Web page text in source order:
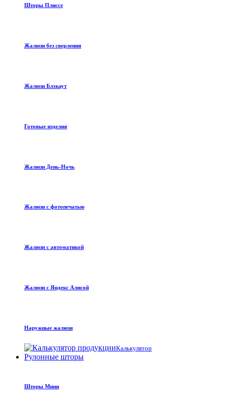
Шторы Плиссе
Жалюзи без сверления
Жалюзи Блэкаут
Готовые изделия
Жалюзи День-Ночь
Жалюзи с фотопечатью
Жалюзи с автоматикой
Жалюзи с Яндекс Алисой
Наружные жалюзи
Калькулятор
Рулонные шторы
Шторы Мини